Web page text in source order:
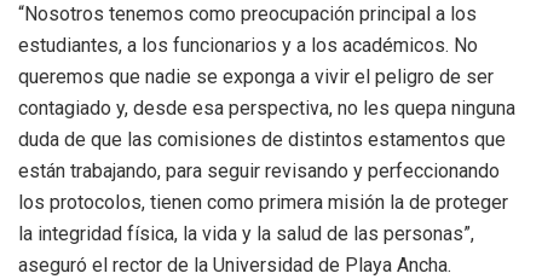
“Nosotros tenemos como preocupación principal a los
estudiantes, a los funcionarios y a los académicos. No
queremos que nadie se exponga a vivir el peligro de ser
contagiado y, desde esa perspectiva, no les quepa ninguna
duda de que las comisiones de distintos estamentos que
están trabajando, para seguir revisando y perfeccionando
los protocolos, tienen como primera misión la de proteger
la integridad física, la vida y la salud de las personas”,
aseguró el rector de la Universidad de Playa Ancha.